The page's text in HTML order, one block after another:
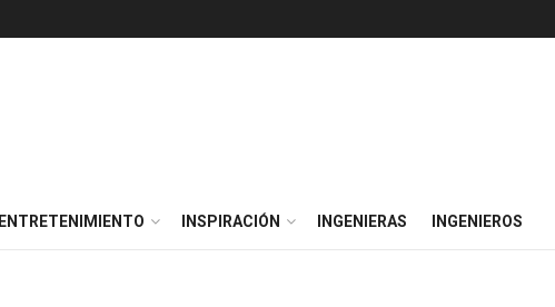
ENTRETENIMIENTO INSPIRACIÓN INGENIERAS INGENIEROS